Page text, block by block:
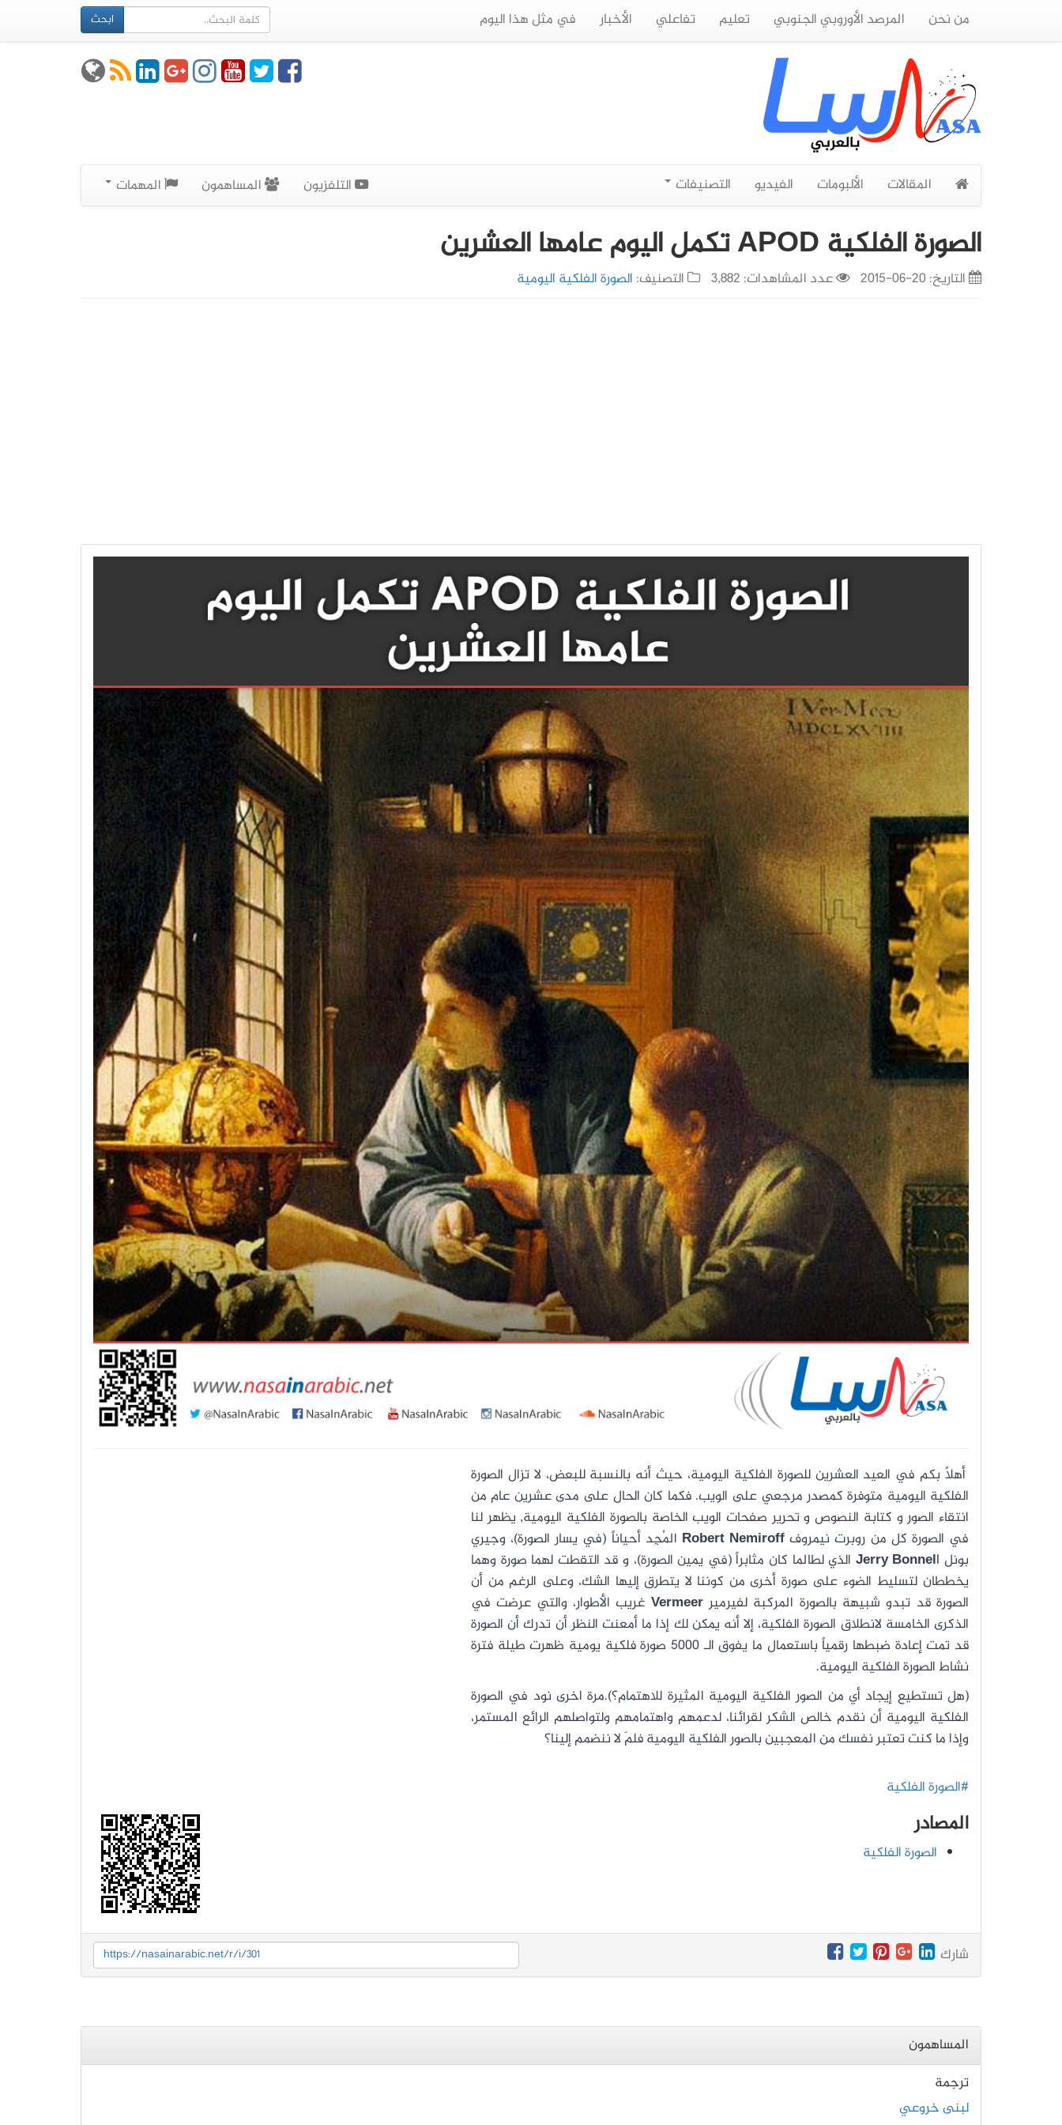
من نحن المرصد الأوروبي الجنوبي تعليم تفاعلي الأخبار في مثل هذا اليوم ابحث
المقالات الألبومات الفيديو التصنيفات التلفزيون المساهمون المهمات
الصورة الفلكية APOD تكمل اليوم عامها العشرين
التاريخ:20-06-2015 عدد المشاهدات: 3,882 التصنيف: الصورة الفلكية اليومية
أهلاً بكم في العيد العشرين للصورة الفلكية اليومية، حيث أنه بالنسبة للبعض، لا تزال الصورة
الفلكية اليومية متوفرة كمصدر مرجعي على الويب. فكما كان الحال على مدى عشرين عام من
انتقاء الصور و كتابة النصوص و تحرير صفحات الويب الخاصة بالصورة الفلكية اليومية, يظهر لنا
في الصورة كل من روبرت نيمروف Robert Nemiroff المُجِد أحياناً (في يسار الصورة)، وجيري
بونل Jerry Bonnel l الذي لطالما كان مثابراً (في يمين الصورة)، و قد التقطت لهما صورة وهما
يخططان لتسليط الضوء على صورة أخرى من كوننا لا يتطرق إليها الشك، وعلى الرغم من أن
الصورة قد تبدو شبيهة بالصورة المركبة لفيرميرVermeer غريب الأطوار، والتي عرضت في
الذكرى الخامسة لانطلاق الصورة الفلكية، إلا أنه يمكن لك إذا ما أمعنت النظر أن تدرك أن الصورة
قد تمت إعادة ضبطها رقمياً باستعمال ما يفوق الـ 5000 صورة فلكية يومية ظهرت طيلة فترة
نشاط الصورة الفلكية اليومية.
(هل تستطيع إيجاد أي من الصور الفلكية اليومية المثيرة للاهتمام؟).مرة اخرى نود في الصورة
الفلكية اليومية أن نقدم خالص الشكر لقرائنا، لدعمهم واهتمامهم ولتواصلهم الرائع المستمر،
وإذا ما كنت تعتبر نفسك من المعجبين بالصور الفلكية اليومية فلمَ لا ننضمم إلينا؟
#الصورة الفلكية
المصادر
الصورة الفلكية
شارك https://nasainarabic.net/r/i/301
المساهمون
ترجمة
لبنى خروعي